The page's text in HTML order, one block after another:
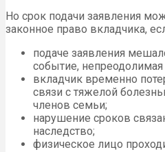
Но срок подачи заявления
законное право вкладчика,
подаче заявления
событие, непреодолимая
вкладчик временно
связи с тяжелой
членов семьи;
нарушение сроков
наследство;
физическое лицо